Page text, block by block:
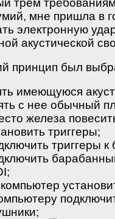
мне пришла в
электронную
акустической
принцип был
имеющуюся
с нее обычный
железа
триггеры;
триггеры